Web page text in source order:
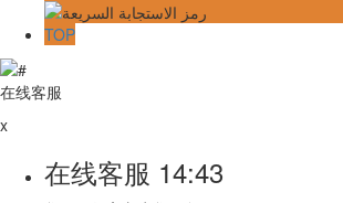
TOP
在线客服
x
在线客服 14:43